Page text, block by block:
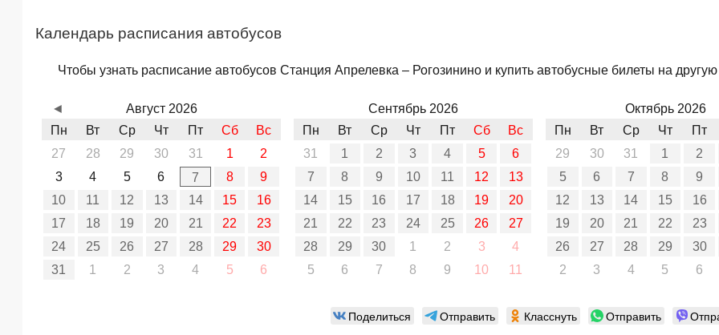
Календарь расписания автобусов
Чтобы узнать расписание автобусов Станция Апрелевка – Рогозинино и купить автобусные билеты на
Август 2026
Пн
Вт Ср Чт Пт Сб
Вс
27
28 29 30 31 1
2
3
4 5 6 7 8
9
10
11 12 13 14 15
16
17
18 19 20 21 22
23
24
25 26 27 28 29
30
31
1 2 3 4 5 6
Сентябрь 2026
Пн
Вт Ср Чт Пт Сб
Вс
31
1 2 3 4 5
6
7
8 9 10 11 12
13
14
15 16 17 18 19
20
21
22 23 24 25 26
27
28
29 30 1 2 3
4
5
6 7 8 9 10 11
Октябрь 2026
Пн
Вт Ср Чт
Пт
29
30 31 1
2
5
6 7 8
9
12
13 14 15
16
19
20 21 22
23
26
27 28 29
30
2
3 4 5 6
◄
Поделиться Отправить Класснуть Отправить